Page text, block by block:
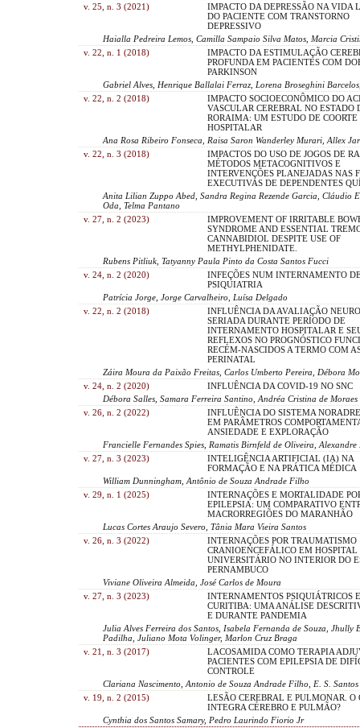
v. 25, n. 3 (2021)
IMPACTO DA DEPRESSÃO NA VIDA
DO PACIENTE COM TRANSTORNO
DEPRESSIVO
Haialla Pedreira Lemos, Camilla Sampaio Silva Matos, Marcia
v. 22, n. 1 (2018)
IMPACTO DA ESTIMULAÇÃO
PROFUNDA EM PACIENTES COM
PARKINSON
Gabriel Alves, Henrique Ballalai Ferraz, Lorena Broseghini
v. 22, n. 2 (2018)
IMPACTO SOCIOECONÔMICO DO
VASCULAR CEREBRAL NO ESTADO
RORAIMA: UM ESTUDO DE COORTE
HOSPITALAR
Ana Rosa Ribeiro Fonseca, Raisa Saron Wanderley Murari, Allex
v. 22, n. 3 (2018)
IMPACTOS DO USO DE JOGOS DE
MÉTODOS METACOGNITIVOS E
INTERVENÇÕES PLANEJADAS NAS
EXECUTIVAS DE DEPENDENTES
Anita Lilian Zuppo Abed, Sandra Regina Rezende Garcia, Cláudio
Oda, Telma Pantano
v. 27, n. 2 (2023)
IMPROVEMENT OF IRRITABLE
SYNDROME AND ESSENTIAL
CANNABIDIOL DESPITE USE OF
METHYLPHENIDATE.
Rubens Pitliuk, Tatyanny Paula Pinto da Costa Santos Fucci
v. 24, n. 2 (2020)
INFEÇÕES NUM INTERNAMENTO
PSIQUIATRIA
Patrícia Jorge, Jorge Carvalheiro, Luísa Delgado
v. 22, n. 2 (2018)
INFLUÊNCIA DA AVALIAÇÃO
SERIADA DURANTE PERÍODO DE
INTERNAMENTO HOSPITALAR E
REFLEXOS NO PROGNÓSTICO
RECÉM-NASCIDOS A TERMO COM
PERINATAL
Záira Moura da Paixão Freitas, Carlos Umberto Pereira, Débora
v. 24, n. 2 (2020)
INFLUÊNCIA DA COVID-19 NO SNC
Débora Salles, Samara Ferreira Santino, Andréa Cristina de
v. 26, n. 2 (2022)
INFLUÊNCIA DO SISTEMA
EM PARÂMETROS
ANSIEDADE E EXPLORAÇÃO
Francielle Fernandes Spies, Ramatis Birnfeld de Oliveira,
v. 27, n. 3 (2023)
INTELIGÊNCIA ARTIFICIAL (IA) NA
FORMAÇÃO E NA PRÁTICA MÉDICA
William Dunningham, Antônio de Souza Andrade Filho
v. 29, n. 1 (2025)
INTERNAÇÕES E MORTALIDADE
EPILEPSIA: UM COMPARATIVO
MACRORREGIÕES DO MARANHÃO
Lucas Cortes Araujo Severo, Tânia Mara Vieira Santos
v. 26, n. 3 (2022)
INTERNAÇÕES POR TRAUMATISMO
CRANIOENCEFÁLICO EM HOSPITAL
UNIVERSITÁRIO NO INTERIOR DO
PERNAMBUCO
Viviane Oliveira Almeida, José Carlos de Moura
v. 27, n. 3 (2023)
INTERNAMENTOS PSIQUIÁTRICOS
CURITIBA: UMA ANÁLISE
E DURANTE PANDEMIA
Julia Alves Ferreira dos Santos, Isabela Fernanda de Souza,
Padilha, Juliano Mota Volinger, Marlon Cruz Braga
v. 21, n. 3 (2017)
LACOSAMIDA COMO TERAPIA
PACIENTES COM EPILEPSIA DE
CONTROLE
Clariana Nascimento, Antonio de Souza Andrade Filho, E. S. Santos
v. 19, n. 2 (2015)
LESÃO CEREBRAL E PULMONAR. O
INTEGRA CÉREBRO E PULMÃO?
Cynthia dos Santos Samary, Pedro Laurindo Fiorio Jr